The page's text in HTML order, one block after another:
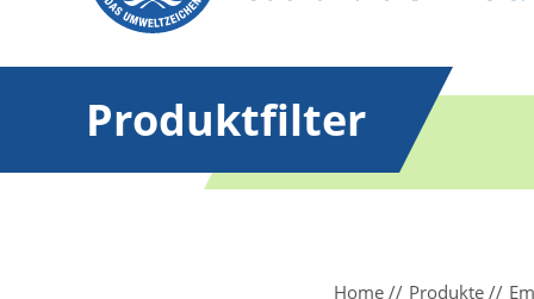
Produktfilter
Home Produkte